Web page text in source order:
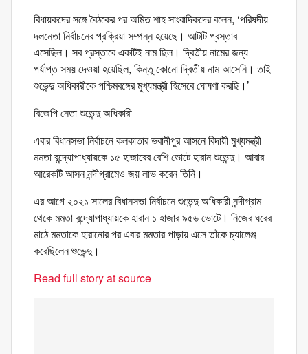
বিধায়কদের সঙ্গে বৈঠকের পর অমিত শাহ সাংবাদিকদের বলেন, ‘পরিষদীয়
দলনেতা নির্বাচনের প্রক্রিয়া সম্পন্ন হয়েছে। আটটি প্রস্তাব
এসেছিল। সব প্রস্তাবে একটিই নাম ছিল। দ্বিতীয় নামের জন্য
পর্যাপ্ত সময় দেওয়া হয়েছিল, কিন্তু কোনো দ্বিতীয় নাম আসেনি। তাই
শুভেন্দু অধিকারীকে পশ্চিমবঙ্গের মুখ্যমন্ত্রী হিসেবে ঘোষণা করছি।’
বিজেপি নেতা শুভেন্দু অধিকারী
এবার বিধানসভা নির্বাচনে কলকাতার ভবানীপুর আসনে বিদায়ী মুখ্যমন্ত্রী
মমতা বন্দ্যোপাধ্যায়কে ১৫ হাজারের বেশি ভোটে হারান শুভেন্দু। আবার
আরেকটি আসন নন্দীগ্রামেও জয় লাভ করেন তিনি।
এর আগে ২০২১ সালের বিধানসভা নির্বাচনে শুভেন্দু অধিকারী নন্দীগ্রাম
থেকে মমতা বন্দ্যোপাধ্যায়কে হারান ১ হাজার ৯৫৬ ভোটে। নিজের ঘরের
মাঠে মমতাকে হারানোর পর এবার মমতার পাড়ায় এসে তাঁকে চ্যালেঞ্জ
করেছিলেন শুভেন্দু।
Read full story at source